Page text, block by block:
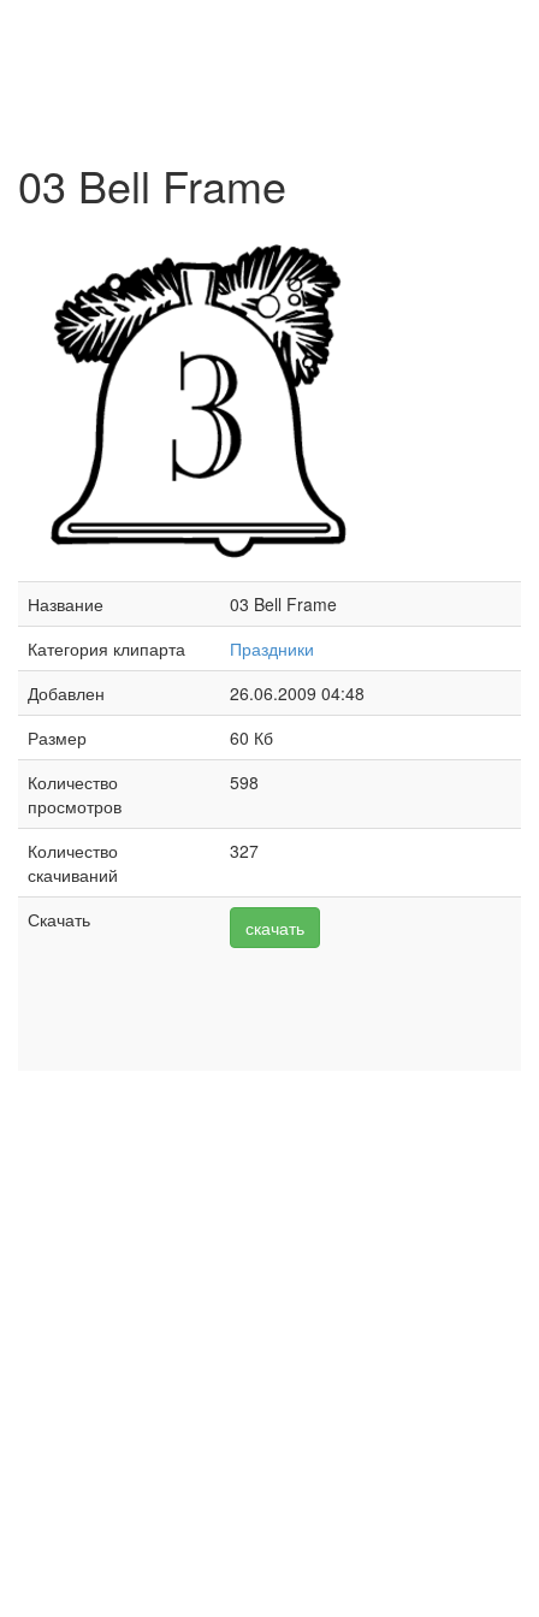
03 Bell Frame
Название
03 Bell Frame
Категория клипарта
Праздники
Добавлен
26.06.2009 04:48
Размер
60 Кб
Количество
просмотров
598
Количество
скачиваний
327
Скачать скачать